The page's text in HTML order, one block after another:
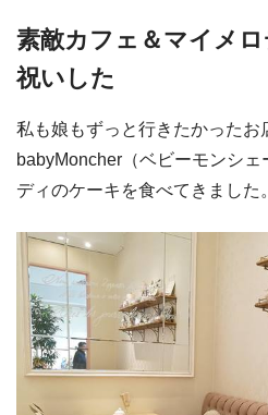
素敵カフェ＆マイメ
祝いした
私も娘もずっと行きたかったお
babyMoncher（ベビーモンシ
ディのケーキを食べてきました。